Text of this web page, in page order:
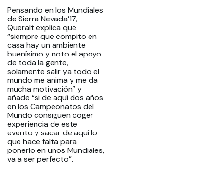
Pensando en los Mundiales
de Sierra Nevada’17,
Queralt explica que
“siempre que compito en
casa hay un ambiente
buenísimo y noto el apoyo
de toda la gente,
solamente salir ya todo el
mundo me anima y me da
mucha motivación” y
añade “si de aquí dos años
en los Campeonatos del
Mundo consiguen coger
experiencia de este
evento y sacar de aquí lo
que hace falta para
ponerlo en unos Mundiales,
va a ser perfecto”.